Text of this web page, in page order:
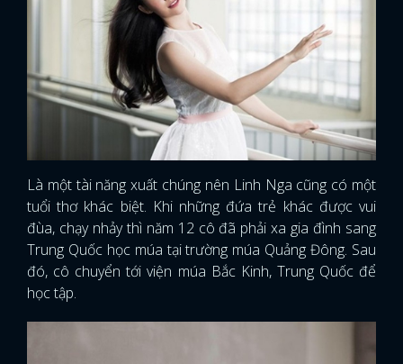
Là một tài năng xuất chúng nên Linh Nga cũng có một
tuổi thơ khác biệt. Khi những đứa trẻ khác được vui
đùa, chạy nhảy thì năm 12 cô đã phải xa gia đình sang
Trung Quốc học múa tại trường múa Quảng Đông. Sau
đó, cô chuyển tới viện múa Bắc Kinh, Trung Quốc để
học tập.